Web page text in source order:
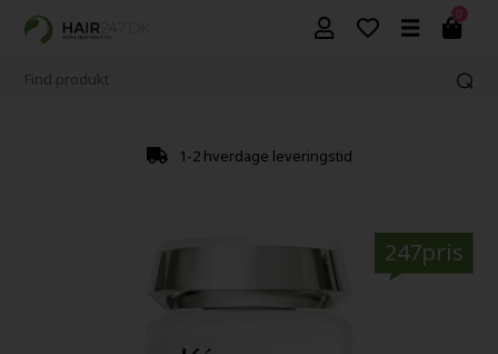
0
1-2 hverdage leveringstid
247pris